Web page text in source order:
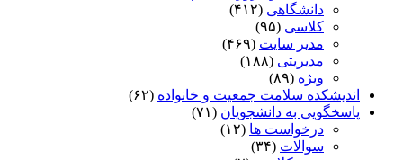
دانشگاهی (۴۱۲)
کلاسی (۹۵)
مدیر سایت (۴۶۹)
مدیریتی (۱۸۸)
ویژه (۸۹)
اندیشکده سلامت جمعیت و خانواده (۶۲)
پاسخگویی به دانشجویان (۷۱)
درخواست ها (۱۲)
سوالات (۳۴)